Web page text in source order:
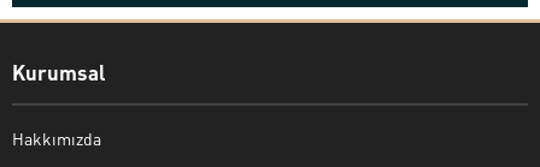
Kurumsal
Hakkımızda